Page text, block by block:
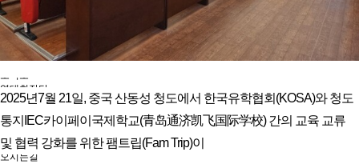
메뉴 백그라운드
KOSA 소개
한국유학협회란
협회장 인사말
임원진소개
조직도
역대회장단
회칙/정관
윤리강령
절차대행 표준약관
회원사인증
오시는길
2025년7월 21일, 중국 산동성 청도에서 한국유학협회(KOSA)와 청도
통지IEC카이페이국제학교(青岛通济凯飞国际学校) 간의 교육 교류
및 협력 강화를 위한 팸트립(Fam Trip)이